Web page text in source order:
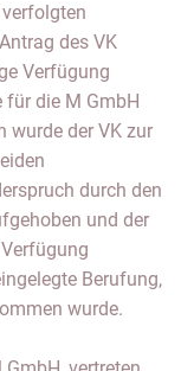
des VK
Verfügung
für die M GmbH
wurde der VK zur
durch den
und der
Berufung,
wurde.